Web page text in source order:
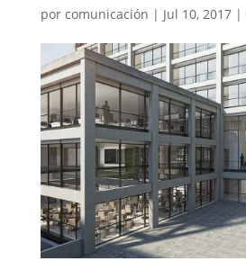
por comunicación | Jul 10, 2017|